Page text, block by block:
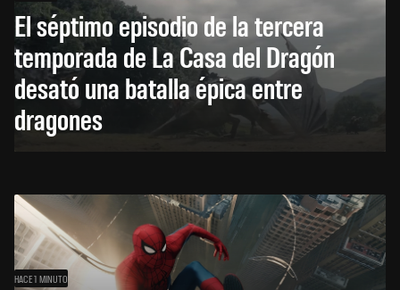
El séptimo episodio de la tercera
temporada de La Casa del Dragón
desató una batalla épica entre
dragones
HACE 1 MINUTO